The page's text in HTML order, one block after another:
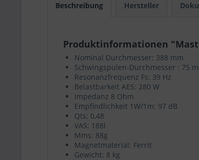
Beschreibung Hersteller
Produktinformationen
Nominal Durchmesser: 388 mm
Schwingspulen-Durchmesser : 75
Resonanzfrequenz Fs: 39 Hz
Belastbarkeit AES: 280 W
Impedanz 8 Ohm
Empfindlichkeit 1W/1m: 97 dB
Qts: 0,48
VAS: 188l
Mms: 88g
Magnetmaterial: Ferrit
Gewicht: 8 kg